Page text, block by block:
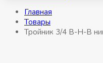
Главная
Товары
Тройник 3/4 В-Н-В